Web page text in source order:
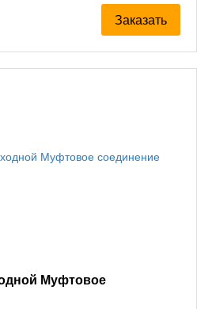
Заказать
Муфтовое